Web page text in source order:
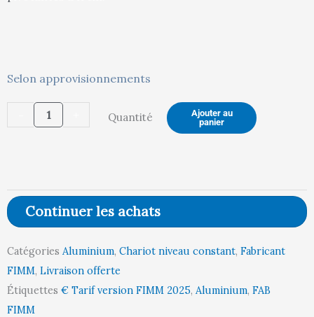
Selon approvisionnements
quantité
850
x
mm,
50
Quantité
Ajouter au
panier
Continuer les achats
Catégories Aluminium, Chariot niveau constant, Fabricant
FIMM, Livraison offerte
Étiquettes € Tarif version FIMM 2025, Aluminium, FAB
FIMM